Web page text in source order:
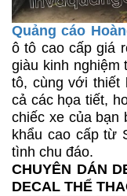
Quảng cáo
ô tô cao cấp giá
giàu kinh nghiệm
tô, cùng với thiết
cả các họa tiết,
chiếc xe của bạn
khẩu cao cấp từ
tình chu đáo.
CHUYÊN DÁN
DECAL THỂ